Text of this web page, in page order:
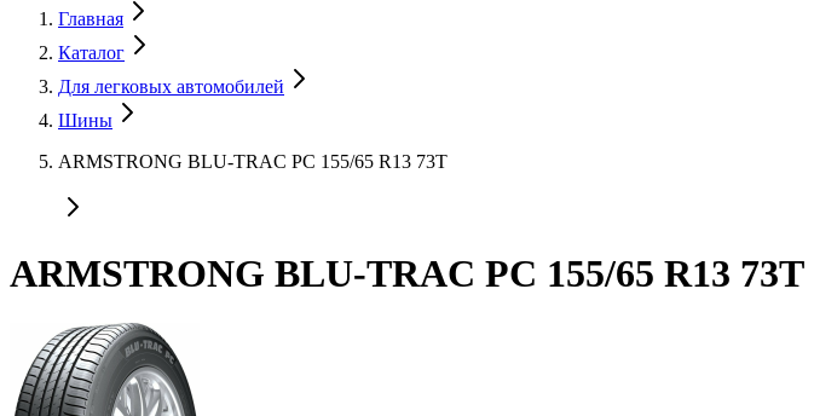
Главная
Каталог
Для легковых автомобилей
Шины
ARMSTRONG BLU-TRAC PC 155/65 R13 73T
ARMSTRONG BLU-TRAC PC 155/65 R13 73T